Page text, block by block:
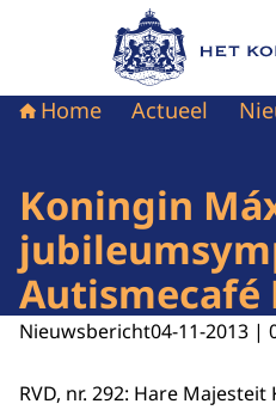
Naar de
Home Actueel
Koningin
Autismecafé
Nieuwsbericht04-11-2013 |
RVD, nr. 292: Hare